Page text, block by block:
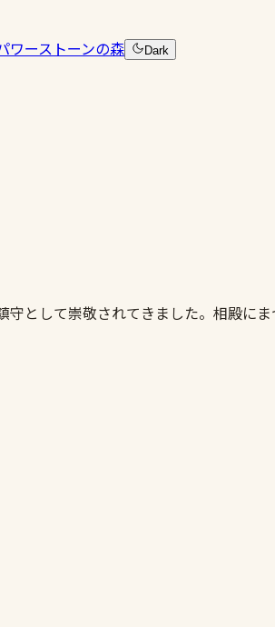
ワーストーンの森
Dark
として崇敬されてきました。相殿に